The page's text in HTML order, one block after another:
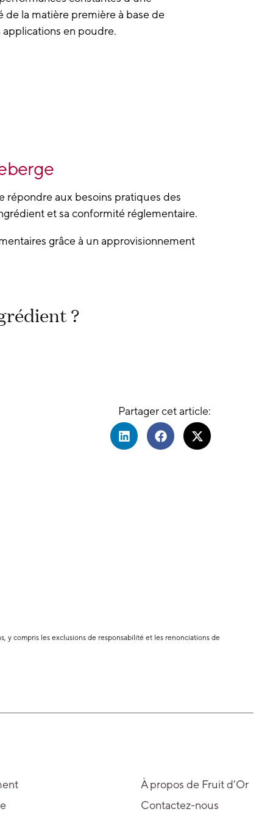
de la matière première à base de
en poudre.
répondre aux besoins pratiques des
et sa conformité réglementaire.
grâce à un approvisionnement
?
Partager cet article:
y compris les exclusions de responsabilité et les renonciations de
À propos de Fruit d'Or
Contactez-nous